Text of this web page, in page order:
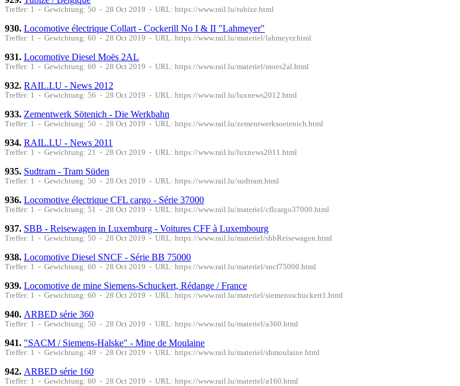
Treffer: 1 - Gewichtung: 50 - 28 Oct 2019 - URL: https://www.rail.lu/tubize.html
930. Locomotive électrique Collart - Cockerill No I & II "Lahmeyer"
Treffer: 1 - Gewichtung: 60 - 28 Oct 2019 - URL: https://www.rail.lu/materiel/lahmeyer.html
931. Locomotive Diesel Moës 2AL
Treffer: 1 - Gewichtung: 60 - 28 Oct 2019 - URL: https://www.rail.lu/materiel/moes2al.html
932. RAIL.LU - News 2012
Treffer: 1 - Gewichtung: 56 - 28 Oct 2019 - URL: https://www.rail.lu/luxnews2012.html
933. Zementwerk Sötenich - Die Werkbahn
Treffer: 1 - Gewichtung: 50 - 28 Oct 2019 - URL: https://www.rail.lu/zementwerksoetenich.html
934. RAIL.LU - News 2011
Treffer: 1 - Gewichtung: 21 - 28 Oct 2019 - URL: https://www.rail.lu/luxnews2011.html
935. Sudtram - Tram Süden
Treffer: 1 - Gewichtung: 50 - 28 Oct 2019 - URL: https://www.rail.lu/sudtram.html
936. Locomotive électrique CFL cargo - Série 37000
Treffer: 1 - Gewichtung: 51 - 28 Oct 2019 - URL: https://www.rail.lu/materiel/cflcargo37000.html
937. SBB - Reisewagen in Luxemburg - Voitures CFF à Luxembourg
Treffer: 1 - Gewichtung: 50 - 28 Oct 2019 - URL: https://www.rail.lu/materiel/sbbReisewagen.html
938. Locomotive Diesel SNCF - Série BB 75000
Treffer: 1 - Gewichtung: 60 - 28 Oct 2019 - URL: https://www.rail.lu/materiel/sncf75000.html
939. Locomotive de mine Siemens-Schuckert, Rédange / France
Treffer: 1 - Gewichtung: 60 - 28 Oct 2019 - URL: https://www.rail.lu/materiel/siemensschuckert1.html
940. ARBED série 360
Treffer: 1 - Gewichtung: 50 - 28 Oct 2019 - URL: https://www.rail.lu/materiel/a360.html
941. "SACM / Siemens-Halske" - Mine de Moulaine
Treffer: 1 - Gewichtung: 49 - 28 Oct 2019 - URL: https://www.rail.lu/materiel/shmoulaine.html
942. ARBED série 160
Treffer: 1 - Gewichtung: 60 - 28 Oct 2019 - URL: https://www.rail.lu/materiel/a160.html